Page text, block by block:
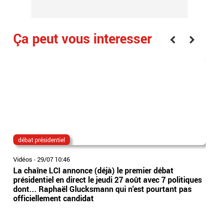
Ça peut vous interesser
débat présidentiel
Vidéos -29/07 10:46
La chaîne LCI annonce (déjà) le premier débat
présidentiel en direct le jeudi 27 août avec 7 politiques
dont... Raphaël Glucksmann qui n'est pourtant pas
officiellement candidat